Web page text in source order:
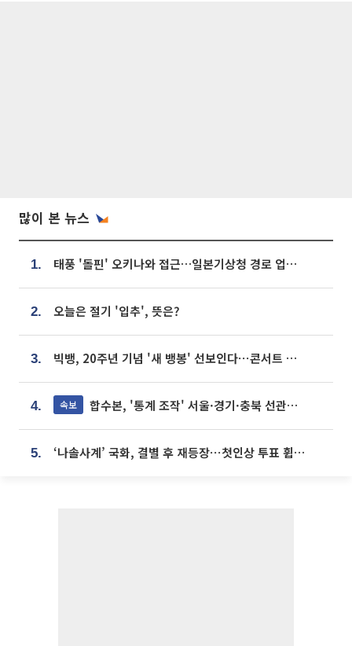
많이 본 뉴스
1. 태풍 '돌핀' 오키나와 접근…일본기상청 경로 업데이트
2. 오늘은 절기 '입추', 뜻은?
3. 빅뱅, 20주년 기념 '새 뱅봉' 선보인다⋯콘서트 앞두고 팝업 개최
4. 속보 합수본, '통계 조작' 서울·경기·충북 선관위 등 추가 압수수색
5. ‘나솔사계’ 국화, 결별 후 재등장⋯첫인상 투표 휩쓸고 ‘인기녀’ 등극